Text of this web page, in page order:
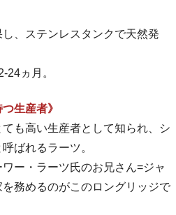
、ステンレスタンクで天然発
24ヵ月。
生産者》
も高い生産者として知られ、シ
ばれるラーツ。
ー・ラーツ氏のお兄さん=ジャ
務めるのがこのロングリッジで